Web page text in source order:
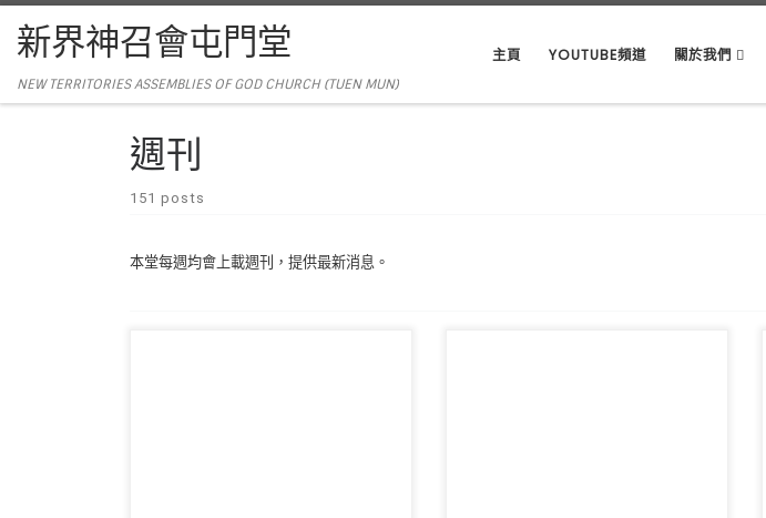
新界神召會屯門堂
NEW TERRITORIES ASSEMBLIES OF GOD CHURCH (TUEN MUN)
主頁 YOUTUBE頻道 關於我們
週刊
151 posts
本堂每週均會上載週刊，提供最新消息。